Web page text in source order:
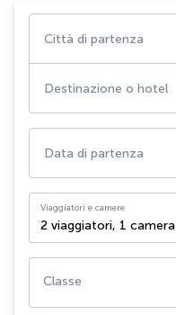
Città di partenza
Destinazione o hotel
Data di partenza
Viaggiatori e camere
2 viaggiatori, 1 camera
Classe